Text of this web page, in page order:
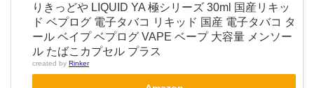
りきっどや LIQUID YA 極シリーズ 30ml 国産リキッ
ド ベプログ 電子タバコ リキッド 国産 電子タバコ タ
ール ベイプ ベプログ VAPE ベープ 大容量 メンソー
ル たばこカプセル プラス
created by Rinker